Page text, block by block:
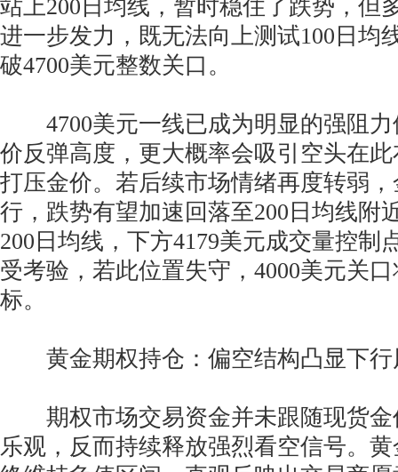
站上200日均线，暂时稳住了跌势，但
进一步发力，既无法向上测试100日均
破4700美元整数关口。
4700美元一线已成为明显的强阻力
价反弹高度，更大概率会吸引空头在
打压金价。若后续市场情绪再度转弱
行，跌势有望加速回落至200日均线附
200日均线，下方4179美元成交量控制
受考验，若此位置失守，4000美元关
标。
黄金期权持仓：偏空结构凸显下行
期权市场交易资金并未跟随现货金
乐观，反而持续释放强烈看空信号。